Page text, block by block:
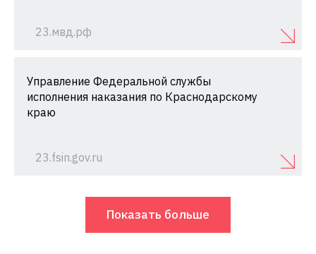
23.мвд.рф
Управление Федеральной службы
исполнения наказания по Краснодарскому
краю
23.fsin.gov.ru
Показать больше